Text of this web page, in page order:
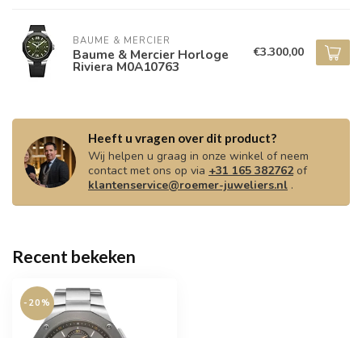
BAUME & MERCIER
Baume & Mercier Horloge
Riviera M0A10763
€3.300,00
Heeft u vragen over dit product?
Wij helpen u graag in onze winkel of neem
contact met ons op via +31 165 382762of
klantenservice@roemer-juweliers.nl .
Recent bekeken
-20%